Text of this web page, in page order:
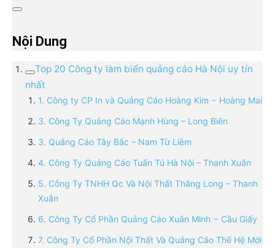
Nội Dung
Top 20 Công ty làm biển quảng cáo Hà Nội uy tín
nhất
1. Công ty CP In và Quảng Cáo Hoàng Kim − Hoàng Mai
3. Công Ty Quảng Cáo Mạnh Hùng – Long Biên
3. Quảng Cáo Tây Bắc – Nam Từ Liêm
4. Công Ty Quảng Cáo Tuấn Tú Hà Nội – Thanh Xuân
5. Công Ty TNHH Qc Và Nội Thất Thăng Long – Thanh
Xuân
6. Công Ty Cổ Phần Quảng Cáo Xuân Minh − Cầu Giấy
7. Công Ty Cổ Phần Nội Thất Và Quảng Cáo Thế Hệ Mới